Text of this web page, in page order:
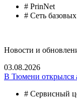
# PrinNet
# Сеть
Новости и
03.08.2026
В Тюмени открылся
# Сервисный